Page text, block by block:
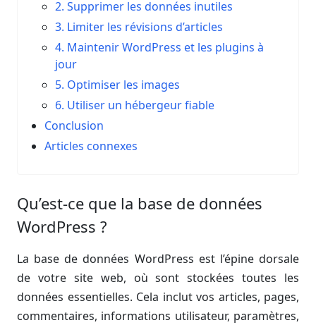
2. Supprimer les données inutiles
3. Limiter les révisions d’articles
4. Maintenir WordPress et les plugins à
jour
5. Optimiser les images
6. Utiliser un hébergeur fiable
Conclusion
Articles connexes
Qu’est-ce que la base de données
WordPress ?
La base de données WordPress est l’épine dorsale
de votre site web, où sont stockées toutes les
données essentielles. Cela inclut vos articles, pages,
commentaires, informations utilisateur, paramètres,